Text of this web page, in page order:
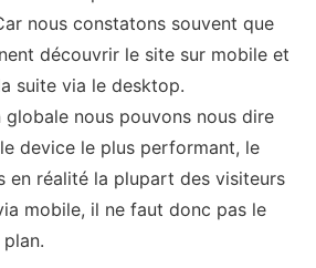
nous constatons souvent que
découvrir le site sur mobile et
suite via le desktop.
globale nous pouvons nous dire
device le plus performant, le
en réalité la plupart des visiteurs
mobile, il ne faut donc pas le